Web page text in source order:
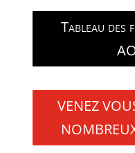
Tableau des
VENEZ